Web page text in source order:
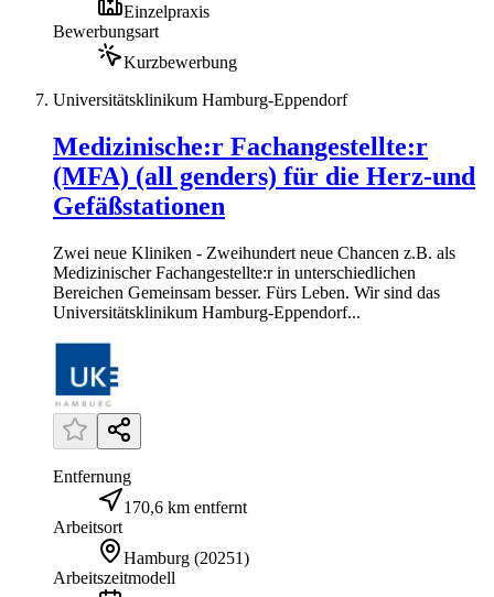
Einzelpraxis
Bewerbungsart
Kurzbewerbung
Universitätsklinikum Hamburg-Eppendorf
Medizinische:r Fachangestellte:r
(MFA) (all genders) für die Herz-und
Gefäßstationen
Zwei neue Kliniken - Zweihundert neue Chancen z.B. als
Medizinischer Fachangestellte:r in unterschiedlichen
Bereichen Gemeinsam besser. Fürs Leben. Wir sind das
Universitätsklinikum Hamburg-Eppendorf...
Entfernung
170,6 km entfernt
Arbeitsort
Hamburg (20251)
Arbeitszeitmodell